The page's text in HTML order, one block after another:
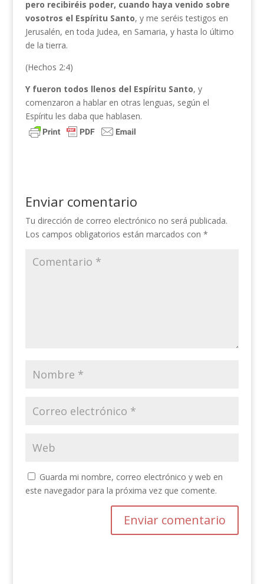
pero recibiréis poder, cuando haya venido sobre
vosotros el Espíritu Santo, y me seréis testigos en
Jerusalén, en toda Judea, en Samaria, y hasta lo último
de la tierra.
(Hechos 2:4)
Y fueron todos llenos del Espíritu Santo, y
comenzaron a hablar en otras lenguas, según el
Espíritu les daba que hablasen.
Enviar comentario
Tu dirección de correo electrónico no será publicada.
Los campos obligatorios están marcados con *
Guarda mi nombre, correo electrónico y web en
este navegador para la próxima vez que comente.